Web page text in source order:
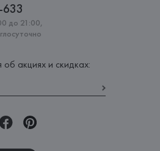
до 21:00,
акциях и скидках: